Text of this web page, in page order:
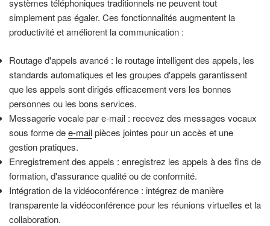
systèmes téléphoniques traditionnels ne peuvent tout
simplement pas égaler. Ces fonctionnalités augmentent la
productivité et améliorent la communication :
Routage d'appels avancé : le routage intelligent des appels, les
standards automatiques et les groupes d'appels garantissent
que les appels sont dirigés efficacement vers les bonnes
personnes ou les bons services.
Messagerie vocale par e-mail : recevez des messages vocaux
sous forme dee-mailpièces jointes pour un accès et une
gestion pratiques.
Enregistrement des appels : enregistrez les appels à des fins de
formation, d'assurance qualité ou de conformité.
Intégration de la vidéoconférence : intégrez de manière
transparente la vidéoconférence pour les réunions virtuelles et la
collaboration.